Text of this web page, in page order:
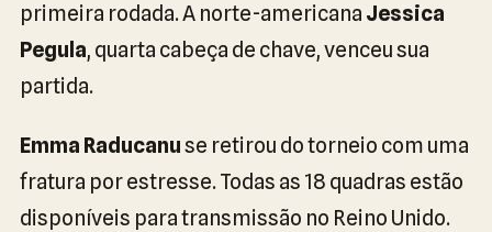
primeira rodada. A norte-americana Jessica
Pegula, quarta cabeça de chave, venceu sua
partida.
Emma Raducanuse retirou do torneio com uma
fratura por estresse. Todas as 18 quadras estão
disponíveis para transmissão no Reino Unido.